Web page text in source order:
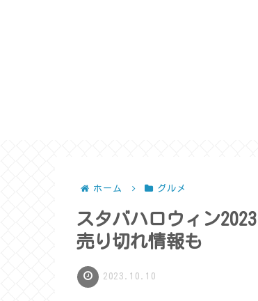
ホーム グルメ
スタバハロウィン
売り切れ情報も
2023.10.10